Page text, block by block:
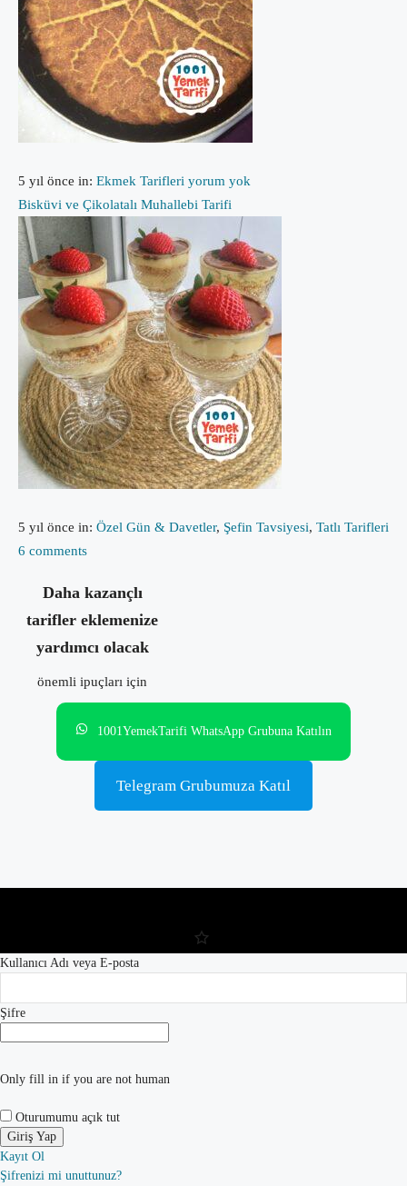
5 yıl önce in: Ekmek Tarifleri yorum yok
Bisküvi ve Çikolatalı Muhallebi Tarifi
5 yıl önce in: Özel Gün & Davetler, Şefin Tavsiyesi, Tatlı Tarifleri
6 comments
Daha kazançlı
tarifler eklemenize
yardımcı olacak
önemli ipuçları için
1001YemekTarifi WhatsApp Grubuna Katılın
Telegram Grubumuza Katıl
Kullanıcı Adı veya E-posta
Şifre
Only fill in if you are not human
Oturumumu açık tut
Kayıt Ol
Şifrenizi mi unuttunuz?